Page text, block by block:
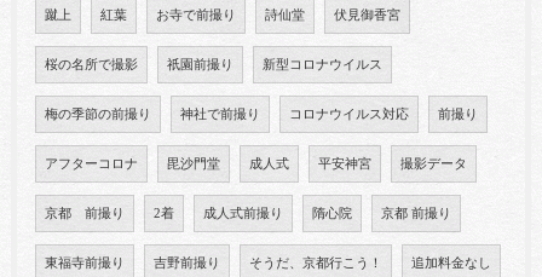
蹴上 紅葉 お寺で前撮り 詩仙堂 伏見御香宮
桜の名所で撮影 祇園前撮り 新型コロナウイルス
梅の季節の前撮り 神社で前撮り コロナウイルス対応 前撮り
アフターコロナ 毘沙門堂 成人式 平安神宮 撮影データ
京都 前撮り 2着 成人式前撮り 隋心院 京都 前撮り
東福寺前撮り 吉野前撮り そうだ、京都行こう！ 追加料金なし